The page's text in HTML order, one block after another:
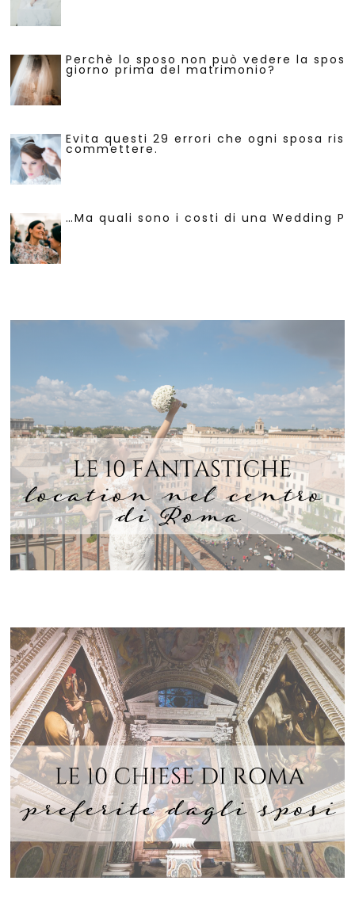
Perchè lo sposo non può vedere la
giorno prima del matrimonio?
Evita questi 29 errori che ogni sposa
commettere.
…Ma quali sono i costi di una Wedding